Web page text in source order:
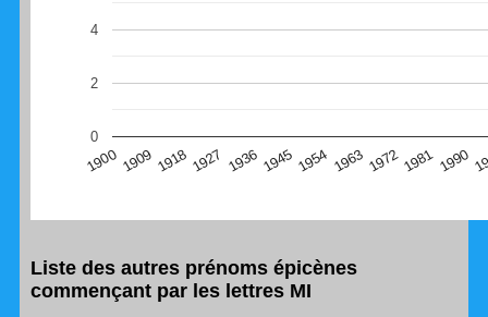
1900 1909 1918 1927 1936 1945 1954 1963 19721981 1990
0
2
4
navigateur Safari en ce moment)
Liste des autres prénoms épicènes
commençant par les lettres MI